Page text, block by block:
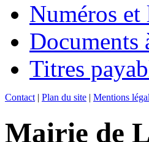
Numéros
Documents
Titres
Contact | Plan du site | Mentions
Mairie de